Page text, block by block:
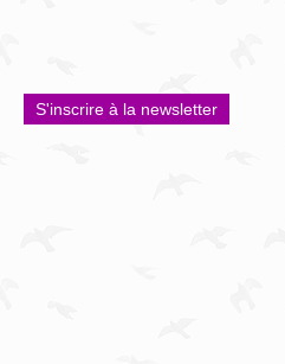
S'inscrire à la newsletter